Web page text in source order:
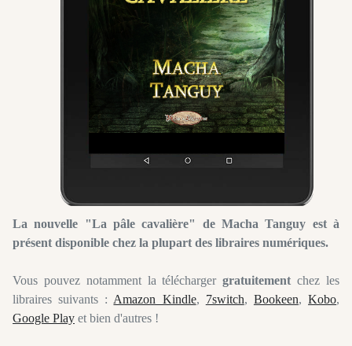
La nouvelle "La pâle cavalière" de Macha Tanguy est à
présent disponible chez la plupart des libraires numériques.
Vous pouvez notamment la téléchargergratuitement chez les
libraires suivants : Amazon Kindle, 7switch, Bookeen,Kobo,
Google Play et bien d'autres !